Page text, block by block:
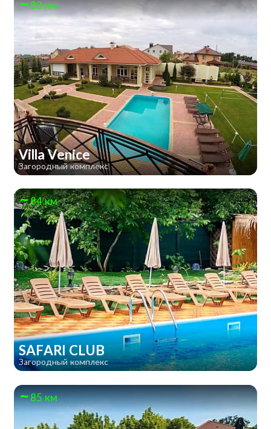
83 км
Villa Venice
Загородный комплекс
84 км
SAFARI CLUB
Загородный комплекс
85 км